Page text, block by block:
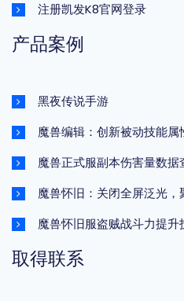
注册凯发K8官网登录
产品案例
黑夜传说手游
魔兽编辑：创新被动技能属
魔兽正式服副本伤害量数据
魔兽怀旧：关闭全屏泛光，
魔兽怀旧服盗贼战斗力提升
取得联系